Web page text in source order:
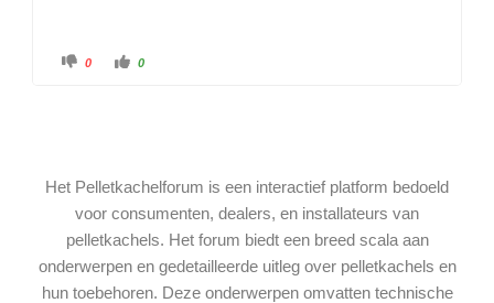
0 0
Het Pelletkachelforum is een interactief platform bedoeld
voor consumenten, dealers, en installateurs van
pelletkachels. Het forum biedt een breed scala aan
onderwerpen en gedetailleerde uitleg over pelletkachels en
hun toebehoren. Deze onderwerpen omvatten technische